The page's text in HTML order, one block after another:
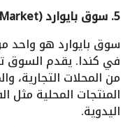
5. سوق بايوارد (ByWard Market)
سوق بايوارد هو واحد
في كندا. يقدم السوق
من المحلات التجارية،
المنتجات المحلية مثل
اليدوية.